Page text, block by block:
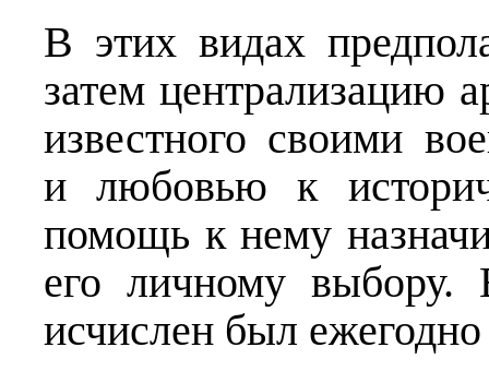
В этих видах
затем централизацию
известного своими
и любовью к
помощь к нему
его личному выбору.
исчислен был